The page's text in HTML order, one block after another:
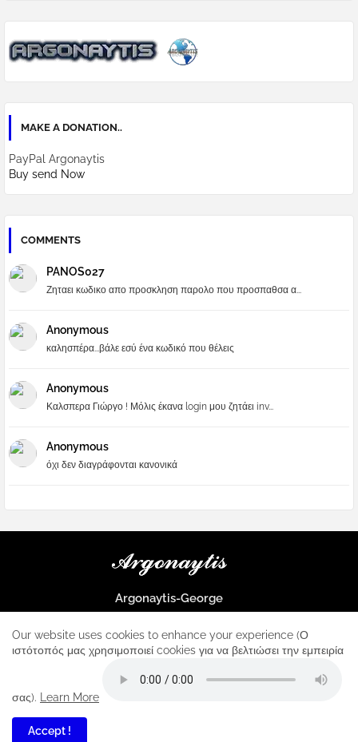
MAKE A DONATION..
PayPal Argonaytis
Buy send Now
COMMENTS
PANOS027
Ζηταει κωδικο απο προσκληση παρολο που προσπαθσα α...
Anonymous
καλησπέρα...βάλε εσύ ένα κωδικό που θέλεις
Anonymous
Καλσπερα Γιώργο ! Μόλις έκανα login μου ζητάει inv...
Anonymous
όχι δεν διαγράφονται κανονικά
Argonaytis-George
μοναδικός σταθμός για κάθε iphone
All Right Reserved Copyright ...
Home
Our website uses cookies to enhance your experience (Ο
ιστότοπός μας χρησιμοποιεί cookies για να βελτιώσει την εμπειρία
σας). Learn More
Accept !